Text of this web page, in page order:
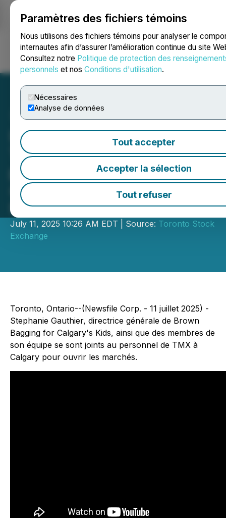
Paramètres des fichiers témoins
Nous utilisons des fichiers témoins pour analyser le
internautes afin d’assurer l’amélioration continue du site
Consultez notre Politique de protection des
personnels et nos Conditions d'utilisation.
Nécessaires
Analyse de données
Tout accepter
Accepter la sélection
Tout refuser
Ouvrir une session Recherche English
L'équipe Impact du Groupe
TMX ouvre les marchés
pour manifester son
soutien à Brown Bagging
for Calgary's Kids
July 11, 2025 10:26 AM EDT | Source: Toronto Stock
Exchange
Toronto, Ontario--(Newsfile Corp. - 11 juillet 2025) -
Stephanie Gauthier, directrice générale de Brown
Bagging for Calgary's Kids, ainsi que des membres de
son équipe se sont joints au personnel de TMX à
Calgary pour ouvrir les marchés.